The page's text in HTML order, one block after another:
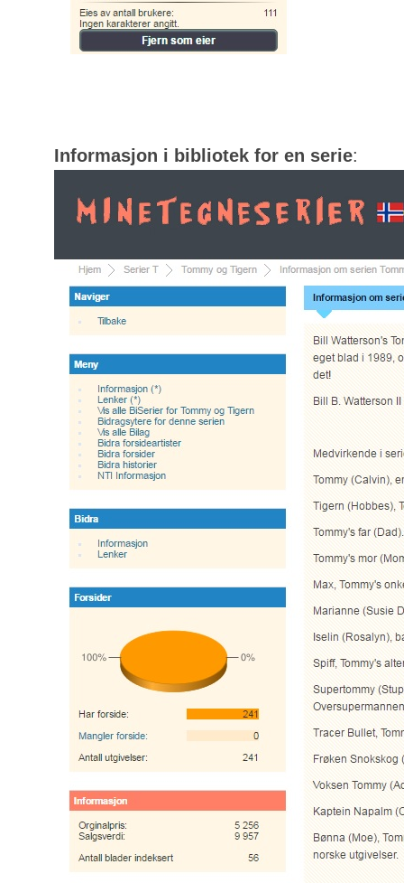
Informasjon i bibliotek for en serie: